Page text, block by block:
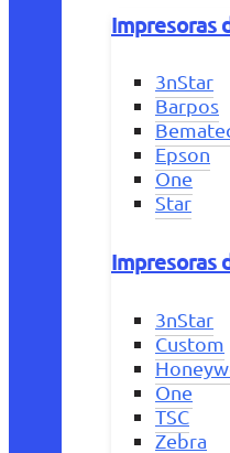
Impresoras
3nStar
Barpos
Epson
One
Star
Impresoras
3nStar
Custom
One
TSC
Zebra